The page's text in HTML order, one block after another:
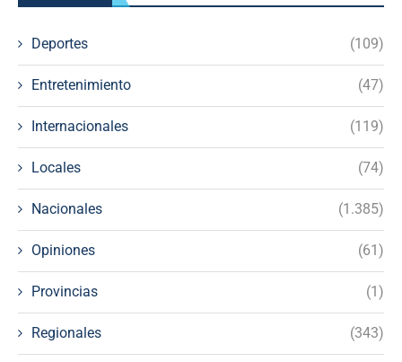
Deportes (109)
Entretenimiento (47)
Internacionales (119)
Locales (74)
Nacionales (1.385)
Opiniones (61)
Provincias (1)
Regionales (343)